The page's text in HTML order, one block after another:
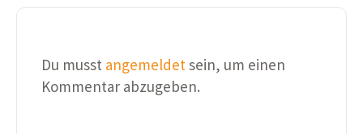
Du musst angemeldetsein, um einen
Kommentar abzugeben.